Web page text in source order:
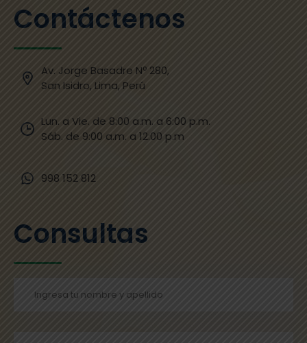
Contáctenos
Av. Jorge Basadre Nº 280,
San Isidro, Lima, Perú
Lun. a Vie. de 8:00 a.m. a 6:00 p.m.
Sáb. de 9:00 a.m. a 12:00 p.m​
998 152 812
Consultas